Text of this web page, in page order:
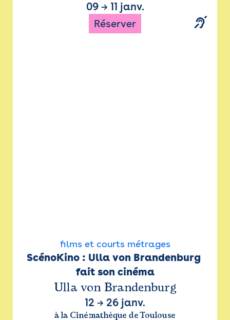
09→ 11 janv.
Réserver
films et courts métrages
ScénoKino : Ulla von Brandenburg
fait son cinéma
Ulla von Brandenburg
12 → 26 janv.
à la Cinémathèque de Toulouse